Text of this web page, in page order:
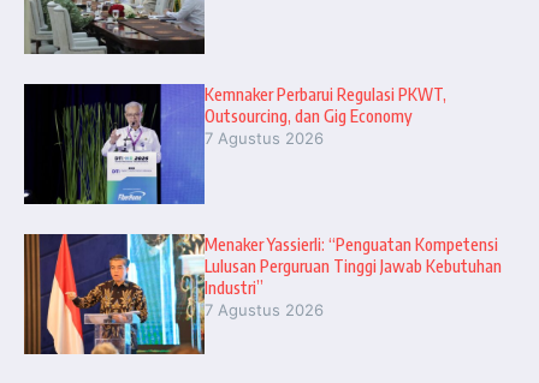
Kemnaker Perbarui Regulasi PKWT,
Outsourcing, dan Gig Economy
7 Agustus 2026
Menaker Yassierli: “Penguatan Kompetensi
Lulusan Perguruan Tinggi Jawab Kebutuhan
Industri”
7 Agustus 2026